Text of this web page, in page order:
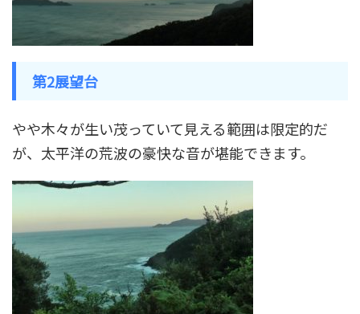
第2展望台
やや木々が生い茂っていて見える範囲は限定的だ
が、太平洋の荒波の豪快な音が堪能できます。